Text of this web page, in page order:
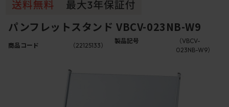
パンフレットスタンド VBCV-023NB-W9
商品コード （22125133）
製品記号
（VBCV-
023NB-W9）